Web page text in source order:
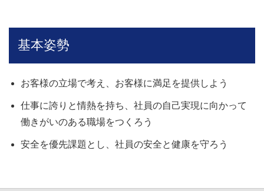
基本姿勢
お客様の立場で考え、お客様に満足を提供しよう
仕事に誇りと情熱を持ち、社員の自己実現に向かって
働きがいのある職場をつくろう
安全を優先課題とし、社員の安全と健康を守ろう